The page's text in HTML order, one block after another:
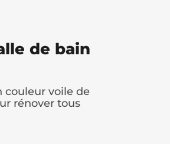
de bain
couleur voile de
rénover tous